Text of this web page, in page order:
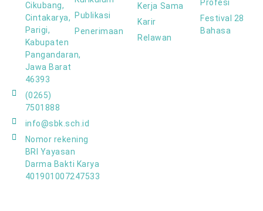
Cikubang,
Cintakarya,
Parigi,
Kabupaten
Pangandaran,
Jawa Barat
46393
(0265)
7501888
info@sbk.sch.id
Nomor rekening
BRI Yayasan
Darma Bakti Karya
401901007247533
Publikasi
Penerimaan
Kerja Sama
Karir
Relawan
Profesi
Festival 28
Bahasa